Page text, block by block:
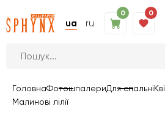
ua ru
0 0
ГоловнаФотошпалериДля спальні
Малинові лілії